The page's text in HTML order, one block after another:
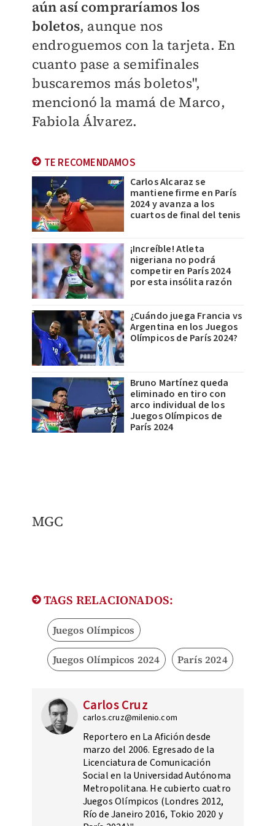
aún así compraríamos los
boletos, aunque nos
endroguemos con la tarjeta. En
cuanto pase a semifinales
buscaremos más boletos",
mencionó la mamá de Marco,
Fabiola Álvarez.
TE RECOMENDAMOS
Carlos Alcaraz se
mantiene firme en París
2024 y avanza a los
cuartos de final del tenis
¡Increíble! Atleta
nigeriana no podrá
competir en París 2024
por esta insólita razón
¿Cuándo juega Francia vs
Argentina en los Juegos
Olímpicos de París 2024?
Bruno Martínez queda
eliminado en tiro con
arco individual de los
Juegos Olímpicos de
París 2024
MGC
TAGS RELACIONADOS:
Juegos Olímpicos
Juegos Olímpicos 2024 París 2024
Carlos Cruz
carlos.cruz@milenio.com
Reportero en La Afición desde
marzo del 2006. Egresado de la
Licenciatura de Comunicación
Social en la Universidad Autónoma
Metropolitana. He cubierto cuatro
Juegos Olímpicos (Londres 2012,
Río de Janeiro 2016, Tokio 2020 y